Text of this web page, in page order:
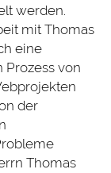
werden.
mit Thomas
eine
Prozess von
der
Thomas